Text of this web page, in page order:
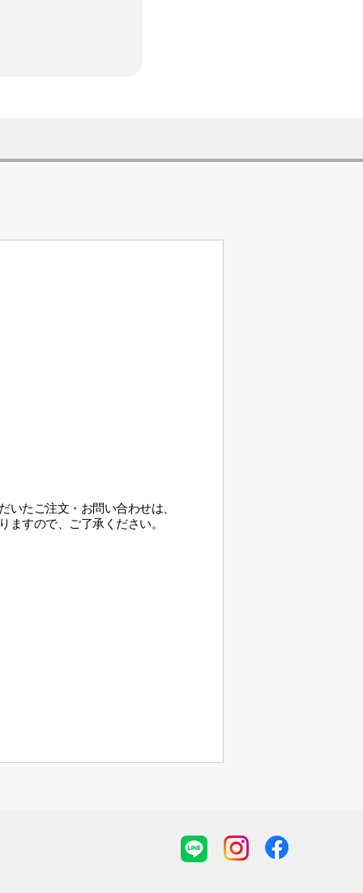
いたご注文・お問い合わせは、
ますので、ご了承ください。